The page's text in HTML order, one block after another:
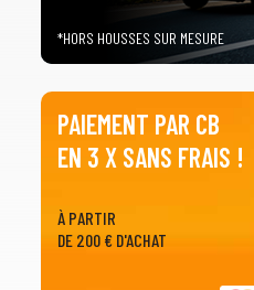
*HORS HOUSSES SUR MESURE
PAIEMENT PAR CB
EN 3 X SANS FRAIS !
À PARTIR
DE 200 € D'ACHAT